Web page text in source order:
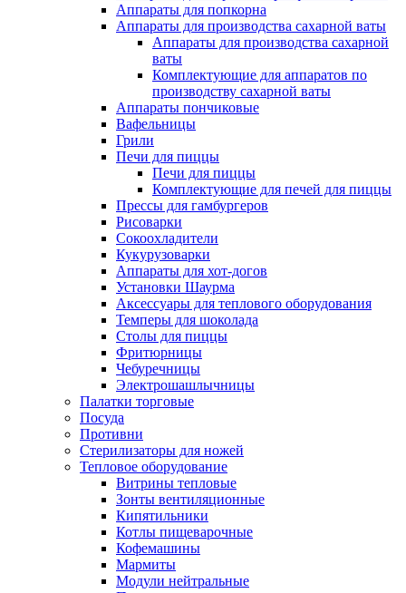
Аппараты для попкорна
Аппараты для производства сахарной ваты
Аппараты для производства сахарной
ваты
Комплектующие для аппаратов по
производству сахарной ваты
Аппараты пончиковые
Вафельницы
Грили
Печи для пиццы
Печи для пиццы
Комплектующие для печей для пиццы
Прессы для гамбургеров
Рисоварки
Сокоохладители
Кукурузоварки
Аппараты для хот-догов
Установки Шаурма
Аксессуары для теплового оборудования
Темперы для шоколада
Столы для пиццы
Фритюрницы
Чебуречницы
Электрошашлычницы
Палатки торговые
Посуда
Противни
Стерилизаторы для ножей
Тепловое оборудование
Витрины тепловые
Зонты вентиляционные
Кипятильники
Котлы пищеварочные
Кофемашины
Мармиты
Модули нейтральные